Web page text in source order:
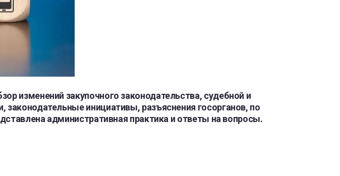
изменений закупочного законодательства, судебной и
инициативы, разъяснения госорганов, по
административная практика и ответы на вопросы.